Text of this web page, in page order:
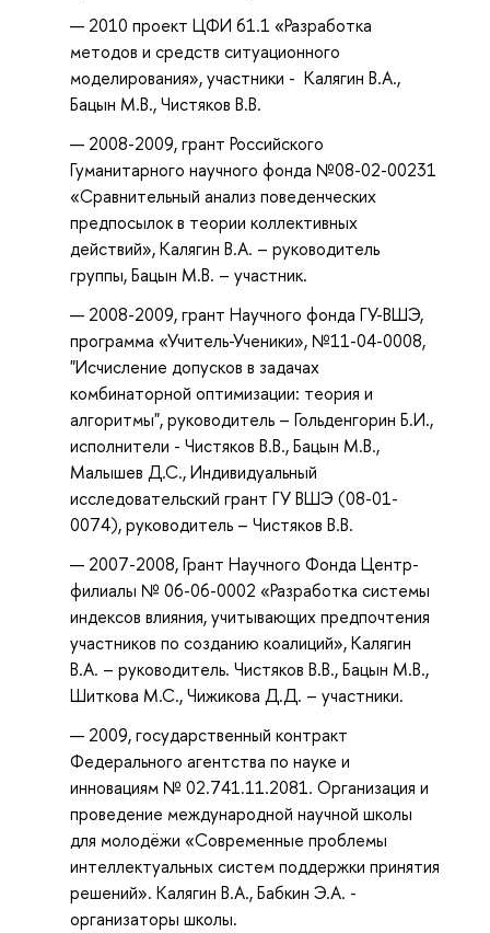
2010 проект ЦФИ 61.1 «Разработка
методов и средств ситуационного
моделирования», участники - Калягин В.А.,
Бацын М.В., Чистяков В.В.
2008-2009, грант Российского
Гуманитарного научного фонда №08-02-00231
«Сравнительный анализ поведенческих
предпосылок в теории коллективных
действий», Калягин В.А. – руководитель
группы, Бацын М.В. – участник.
2008-2009, грант Научного фонда ГУ-ВШЭ,
программа «Учитель-Ученики», №11-04-0008,
"Исчисление допусков в задачах
комбинаторной оптимизации: теория и
алгоритмы", руководитель – Гольденгорин Б.И.,
исполнители - Чистяков В.В., Бацын М.В.,
Малышев Д.С., Индивидуальный
исследовательский грант ГУ ВШЭ (08-01-
0074), руководитель – Чистяков В.В.
2007-2008, Грант Научного Фонда Центр-
филиалы № 06-06-0002 «Разработка системы
индексов влияния, учитывающих предпочтения
участников по созданию коалиций», Калягин
В.А. – руководитель. Чистяков В.В., Бацын М.В.,
Шиткова М.С., Чижикова Д.Д. – участники.
2009, государственный контракт
Федерального агентства по науке и
инновациям № 02.741.11.2081. Организация и
проведение международной научной школы
для молодёжи «Современные проблемы
интеллектуальных систем поддержки принятия
решений». Калягин В.А., Бабкин Э.А. -
организаторы школы.